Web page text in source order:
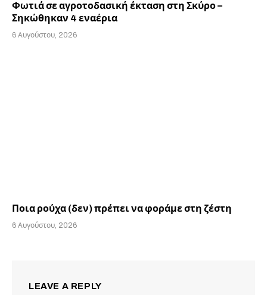
Φωτιά σε αγροτοδασική έκταση στη Σκύρο –
Σηκώθηκαν 4 εναέρια
6 Αυγούστου, 2026
Ποια ρούχα (δεν) πρέπει να φοράμε στη ζέστη
6 Αυγούστου, 2026
LEAVE A REPLY